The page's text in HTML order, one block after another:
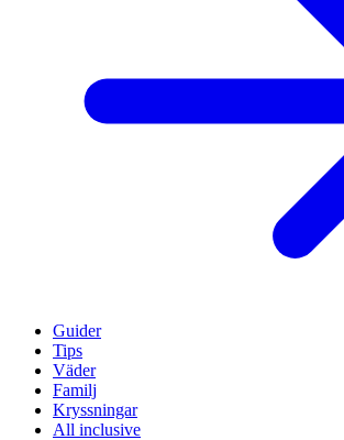
Guider
Tips
Väder
Familj
Kryssningar
All inclusive